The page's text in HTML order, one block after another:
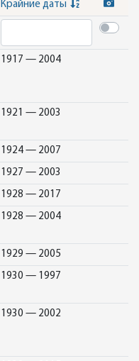
Крайние даты
1917 — 2004
1921 — 2003
1924 — 2007
1927 — 2003
1928 — 2017
1928 — 2004
1929 — 2005
1930 — 1997
1930 — 2002